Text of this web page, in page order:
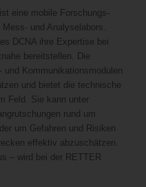
eine mobile Forschungs-
und Analyselabors.
DCNA ihre Expertise bei
bereitstellen. Die
Kommunikationsmodulen
und bietet die technische
Feld. Sie kann unter
rund um
um Gefahren und Risiken
effektiv abzuschätzen.
– wird bei der RETTER